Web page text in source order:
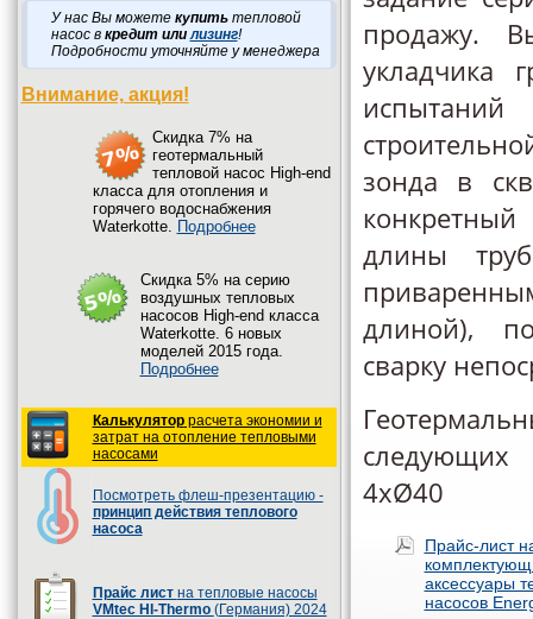
У нас Вы можете купитьтепловой
насос в кредит илилизинг!
Подробности уточняйте у менеджера
Внимание, акция!
Cкидка 7% на
геотермальный
тепловой насос High-end
класса для отопления и
горячего водоснабжения
Waterkotte. Подробнее
Cкидка 5% на серию
воздушных тепловых
насосов High-end класса
Waterkotte. 6 новых
моделей 2015 года.
Подробнее
Калькуляторрасчета экономии и
затрат на отопление тепловыми
насосами
Посмотреть флеш-презентацию -
принцип действия теплового
насоса
Прайс лист на тепловые насосы
VMtec HI-Thermo (Германия) 2024
продажу.
укладчика
испытаний
зонда в
длины
длиной),
сварку
следующих
4хØ40
Прайс-лист
аксессуары
насосов